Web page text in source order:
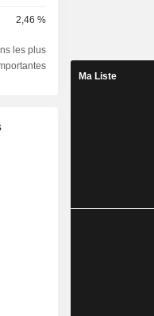
2,46 %
les plus
Ma Liste